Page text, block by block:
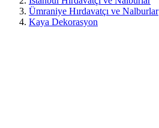
Ümraniye Hırdavatçı ve Nalburlar
Kaya Dekorasyon